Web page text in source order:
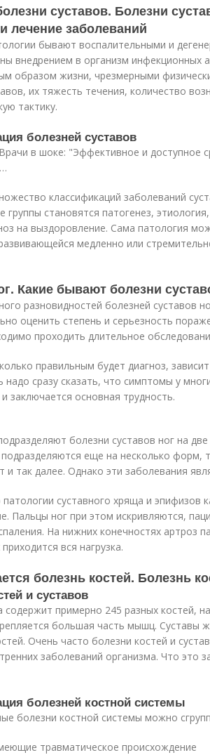
суставов. Болезни
лечение заболеваний
бывают воспалительными и
внедрением в организм инфекционных
образом жизни, чрезмерными
их тяжесть течения, количество
тактику.
болезней суставов
в шоке: "Эффективное и доступное
классификаций заболеваний
группы становятся патогенез,
на выздоровление. Сама патология
медленно или
Какие бывают болезни
разновидностей болезней суставов
оценить степень и серьезность
проходить длительное
правильным будет диагноз,
надо сразу сказать, что симптомы у
заключается основная трудность.
болезни суставов ног на
еще на несколько форм,
и так далее. Однако эти заболевания
суставного хряща и эпифизов
Пальцы ног при этом искривляются,
На нижних конечностях артроз
вся нагрузка.
болезнь костей. Болезнь
и суставов
содержит примерно 245 разных костей,
большая часть мышц. Суставы
Очень часто болезни костей и
заболеваний организма. Что это
болезней костной системы
болезни костной системы можно
травматическое происхождение